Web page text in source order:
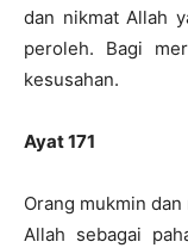
dan nikmat Allah
peroleh. Bagi
kesusahan.
Ayat 171
Orang mukmin
Allah sebagai